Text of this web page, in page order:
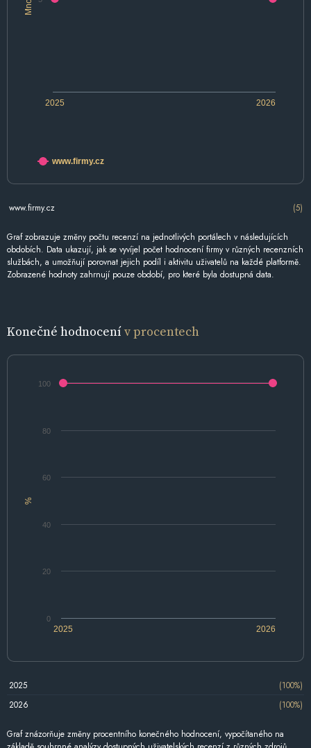
2025 2026
www.firmy.cz
www.firmy.cz (5)
Graf zobrazuje změny počtu recenzí na jednotlivých portálech v následujících
obdobích. Data ukazují, jak se vyvíjel počet hodnocení firmy v různých recenzních
službách, a umožňují porovnat jejich podíl i aktivitu uživatelů na každé platformě.
Zobrazené hodnoty zahrnují pouze období, pro které byla dostupná data.
Konečné hodnocenív procentech
%
2025 2026
0
20
40
60
80
100
2025
(100%)
2026
(100%)
Graf znázorňuje změny procentního konečného hodnocení, vypočítaného na